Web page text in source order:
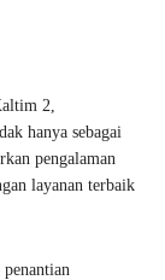
2,
hanya sebagai
pengalaman
layanan terbaik